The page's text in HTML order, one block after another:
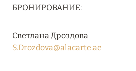
27 сентября 2024
БРОНИРОВАНИЕ:
Светлана Дроздова
S.Drozdova@alacarte.ae